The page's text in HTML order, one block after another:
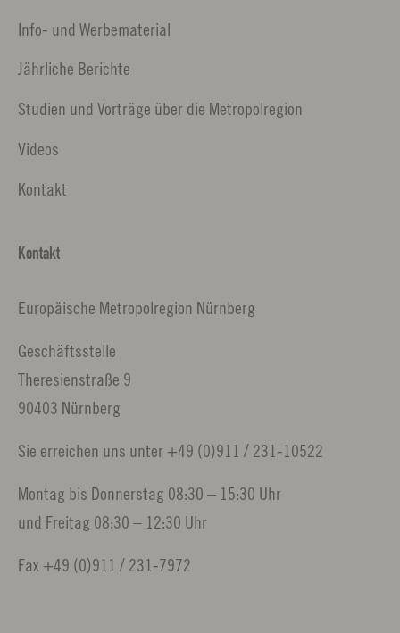
Info- und Werbematerial
Jährliche Berichte
Studien und Vorträge über die Metropolregion
Videos
Kontakt
Kontakt
Europäische Metropolregion Nürnberg
Geschäftsstelle
Theresienstraße 9
90403 Nürnberg
Sie erreichen uns unter +49 (0)911 / 231-10522
Montag bis Donnerstag 08:30 – 15:30 Uhr
und Freitag 08:30 – 12:30 Uhr
Fax +49 (0)911 / 231-7972